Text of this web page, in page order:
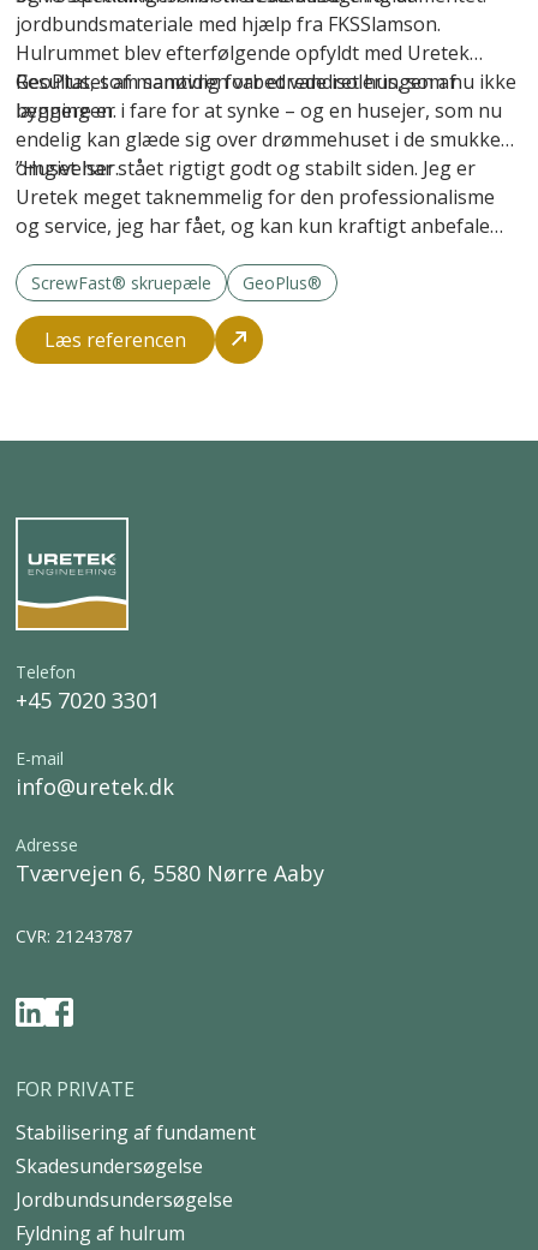
jordbundsmateriale med hjælp fra FKSSlamson.
Hulrummet blev efterfølgende opfyldt med Uretek
GeoPlus, som samtidig forbedrede isoleringen af
bygningen.
Resultatet af manøvren var et vandret hus, som nu ikke
længere er i fare for at synke – og en husejer, som nu
endelig kan glæde sig over drømmehuset i de smukke
omgivelser.
”Huset har stået rigtigt godt og stabilt siden. Jeg er
Uretek meget taknemmelig for den professionalisme
og service, jeg har fået, og kan kun kraftigt anbefale
ScrewFast® skruepæle GeoPlus®
Læs referencen
Telefon
+45 7020 3301
E-mail
info@uretek.dk
Adresse
Tværvejen 6, 5580 Nørre Aaby
CVR: 21243787
FOR PRIVATE
Stabilisering af fundament
Skadesundersøgelse
Jordbundsundersøgelse
Fyldning af hulrum